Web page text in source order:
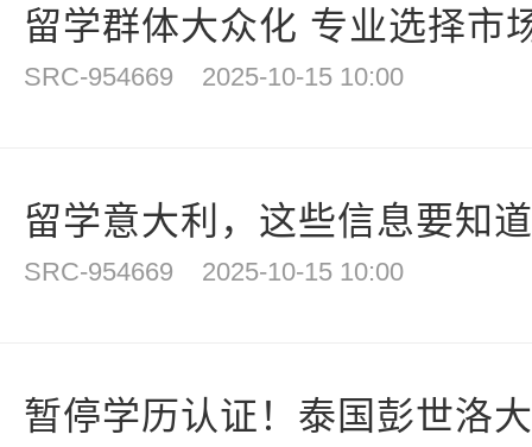
留学群体大众化 专业选择市
SRC-954669 2025-10-15 10:00
留学意大利，这些信息要知道
SRC-954669 2025-10-15 10:00
暂停学历认证！泰国彭世洛